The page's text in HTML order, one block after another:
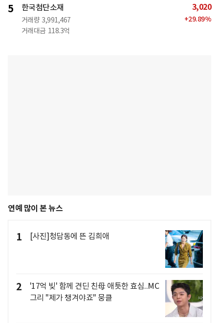
5 한국첨단소재
거래량 3,991,467
거래대금 118.3억
3,020
+29.89%
연예 많이 본 뉴스
1 [사진]청담동에 뜬 김희애
2
'17억 빚' 함께 견딘 친母 애틋한 효심..MC
그리 "제가 챙겨야죠" 뭉클